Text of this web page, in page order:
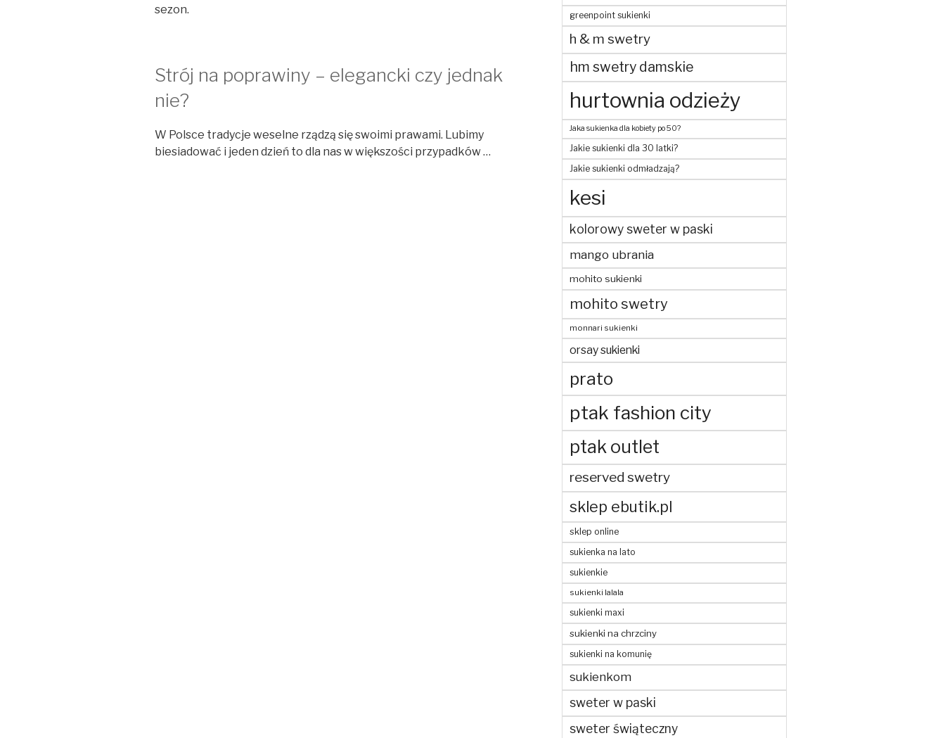
sezon.
Strój na poprawiny – elegancki czy jednak
nie?
W Polsce tradycje weselne rządzą się swoimi prawami. Lubimy
biesiadować i jeden dzień to dla nas w większości przypadków …
greenpoint sukienki
h & m swetry
hm swetry damskie
hurtownia odzieży
Jaka sukienka dla kobiety po 50?
Jakie sukienki dla 30 latki?
Jakie sukienki odmładzają?
kesi
kolorowy sweter w paski
mango ubrania
mohito sukienki
mohito swetry
monnari sukienki
orsay sukienki
prato
ptak fashion city
ptak outlet
reserved swetry
sklep ebutik.pl
sklep online
sukienka na lato
sukienkie
sukienki lalala
sukienki maxi
sukienki na chrzciny
sukienki na komunię
sukienkom
sweter w paski
sweter świąteczny